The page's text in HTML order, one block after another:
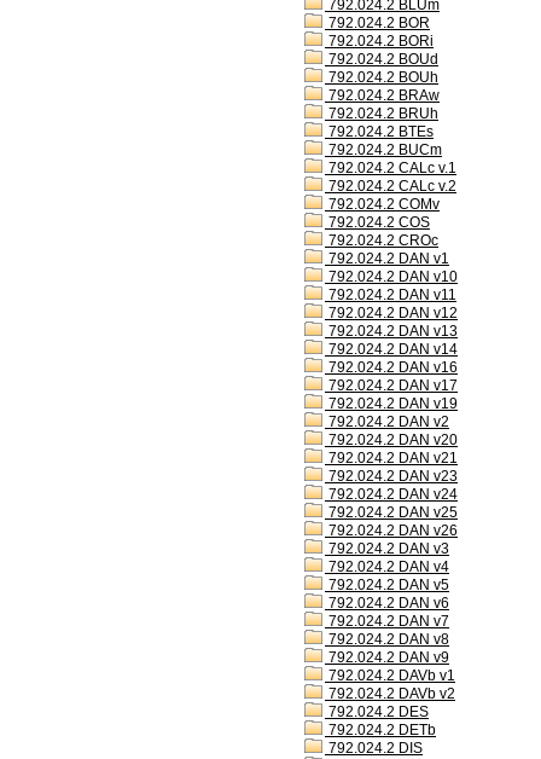
792.024.2 BLUm
792.024.2 BOR
792.024.2 BORi
792.024.2 BOUd
792.024.2 BOUh
792.024.2 BRAw
792.024.2 BRUh
792.024.2 BTEs
792.024.2 BUCm
792.024.2 CALc v.1
792.024.2 CALc v.2
792.024.2 COMv
792.024.2 COS
792.024.2 CROc
792.024.2 DAN v1
792.024.2 DAN v10
792.024.2 DAN v11
792.024.2 DAN v12
792.024.2 DAN v13
792.024.2 DAN v14
792.024.2 DAN v16
792.024.2 DAN v17
792.024.2 DAN v19
792.024.2 DAN v2
792.024.2 DAN v20
792.024.2 DAN v21
792.024.2 DAN v23
792.024.2 DAN v24
792.024.2 DAN v25
792.024.2 DAN v26
792.024.2 DAN v3
792.024.2 DAN v4
792.024.2 DAN v5
792.024.2 DAN v6
792.024.2 DAN v7
792.024.2 DAN v8
792.024.2 DAN v9
792.024.2 DAVb v1
792.024.2 DAVb v2
792.024.2 DES
792.024.2 DETb
792.024.2 DIS